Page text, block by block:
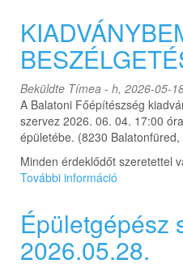
-
pályázati
felhívás
tartalommal
Beküldte Tímea - h, 2026-05-
A Balatoni Főépítészség
szervez 2026. 06. 04. 17:00
épületébe. (8230
Minden érdeklődőt szeretettel
További információ
Épületgépész
2026.05.28.